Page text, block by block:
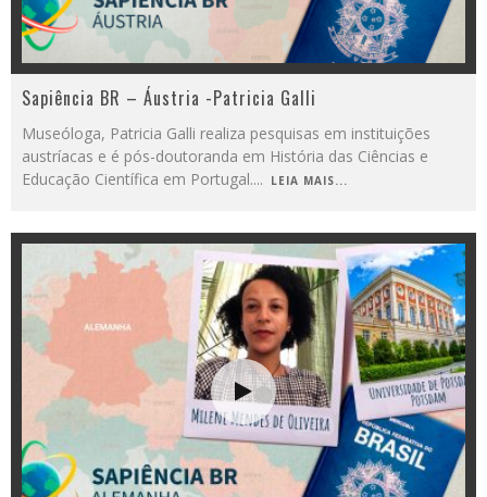
Sapiência BR – Áustria -Patricia Galli
Museóloga, Patricia Galli realiza pesquisas em instituições
austríacas e é pós-doutoranda em História das Ciências e
Educação Científica em Portugal.... LEIA MAIS...